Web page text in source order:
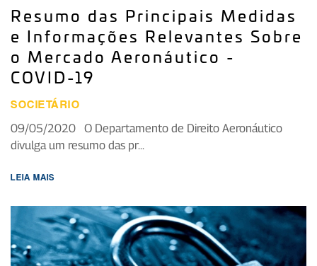
Resumo das Principais Medidas
e Informações Relevantes Sobre
o Mercado Aeronáutico -
COVID-19
SOCIETÁRIO
09/05/2020 O Departamento de Direito Aeronáutico
divulga um resumo das pr...
LEIA MAIS